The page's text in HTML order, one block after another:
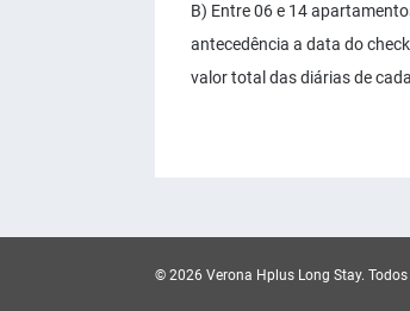
B) Entre 06 e 14
antecedência a data do
valor total das diárias de
© 2026 Verona Hplus Long Stay.